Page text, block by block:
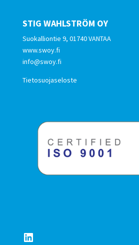
STIG WAHLSTRÖM OY
Suokalliontie 9, 01740 VANTAA
www.swoy.fi
info@swoy.fi
Tietosuojaseloste
LinkedIn